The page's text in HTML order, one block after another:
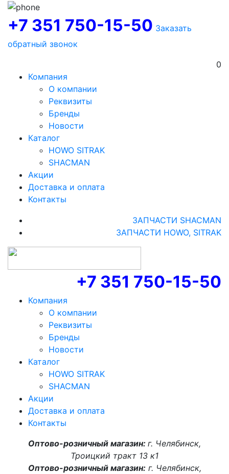
+7 351 750-15-50 Заказать
обратный звонок
0
Компания
О компании
Реквизиты
Бренды
Новости
Каталог
HOWO SITRAK
SHACMAN
Акции
Доставка и оплата
Контакты
ЗАПЧАСТИ SHACMAN
ЗАПЧАСТИ HOWO, SITRAK
+7 351 750-15-50
Компания
О компании
Реквизиты
Бренды
Новости
Каталог
HOWO SITRAK
SHACMAN
Акции
Доставка и оплата
Контакты
Оптово-розничный магазин: г. Челябинск,
Троицкий тракт 13 к1
Оптово-розничный магазин:г. Челябинск,